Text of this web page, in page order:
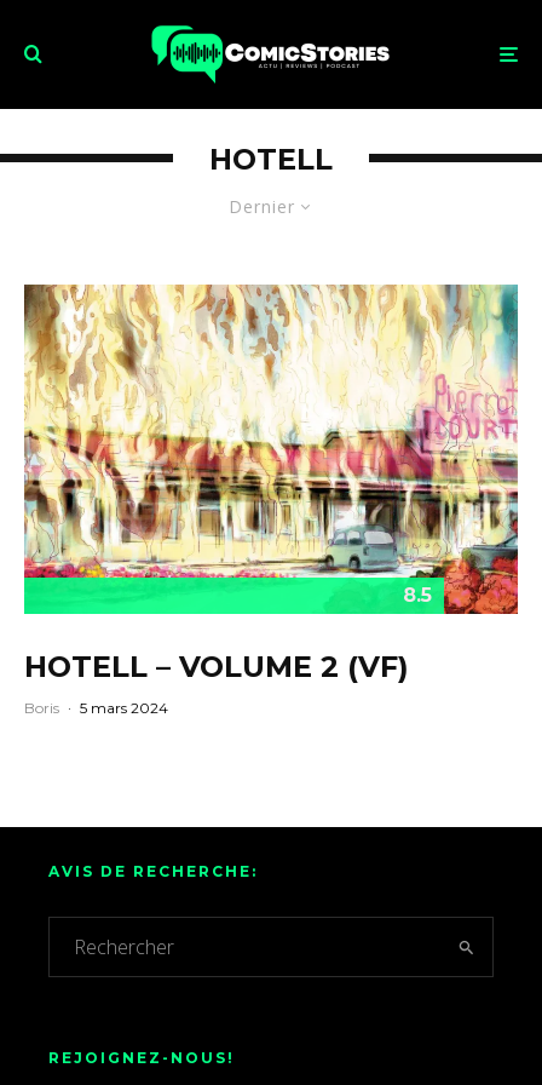
Dernier
HOTELL
8.5
HOTELL – VOLUME 2 (VF)
Boris · 5 mars 2024
AVIS DE RECHERCHE:
REJOIGNEZ-NOUS!